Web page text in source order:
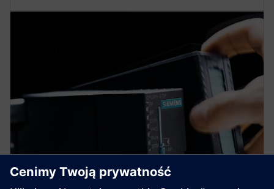
Konfiguracja wielu szafek